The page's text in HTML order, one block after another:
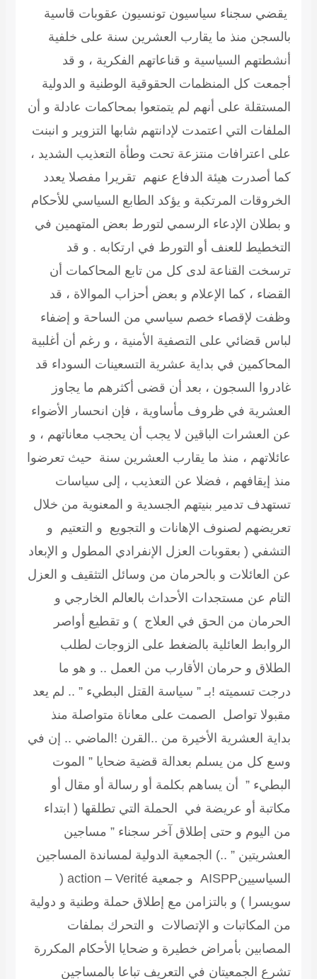
يقضي سجناء سياسيون تونسيون عقوبات قاسية
بالسجن منذ ما يقارب العشرين سنة على خلفية
أنشطتهم السياسية و قناعاتهم الفكرية ، و قد
أجمعت كل المنظمات الحقوقية الوطنية و الدولية
المستقلة على أنهم لم يتمتعوا بمحاكمات عادلة و أن
الملفات التي اعتمدت لإدانتهم شابها التزوير و انبنت
على اعترافات منتزعة تحت وطأة التعذيب الشديد ،
كما أصدرت هيئة الدفاع عنهم تقريرا مفصلا يعدد
الخروقات المرتكبة و يؤكد الطابع السياسي للأحكام
و بطلان الإدعاء الرسمي لتورط بعض المتهمين في
التخطيط للعنف أو التورط في ارتكابه . و قد
ترسخت القناعة لدى كل من تابع المحاكمات أن
القضاء ، كما الإعلام و بعض أحزاب الموالاة ، قد
وظفت لإقصاء خصم سياسي من الساحة و إضفاء
لباس قضائي على التصفية الأمنية ، و رغم أن أغلبية
المحاكمين في بداية عشرية التسعينات السوداء قد
غادروا السجون ، بعد أن قضى أكثرهم ما يجاوز
العشرية في ظروف مأساوية ، فإن انحسار الأضواء
عن العشرات الباقين لا يجب أن يحجب معاناتهم ، و
عائلاتهم ، منذ ما يقارب العشرين سنة حيث تعرضوا
منذ إيقافهم ، فضلا عن التعذيب ، إلى سياسات
تستهدف تدمير بنيتهم الجسدية و المعنوية من خلال
تعريضهم لصنوف الإهانات و التجويع و التعتيم و
التشفي ( بعقوبات العزل الإنفرادي المطول و الإبعاد
عن العائلات و بالحرمان من وسائل التثقيف و العزل
التام عن مستجدات الأحداث بالعالم الخارجي و
الحرمان من الحق في العلاج ) و تقطيع أواصر
الروابط العائلية بالضغط على الزوجات لطلب
الطلاق و حرمان الأقارب من العمل .. و هو ما
درجت تسميته !بـ ” سياسة القتل البطيء ” .. لم يعد
مقبولا تواصل الصمت على معاناة متواصلة منذ
بداية العشرية الأخيرة من ..القرن !الماضي .. إن في
وسع كل من يسلم بعدالة قضية ضحايا ” الموت
البطيء ” أن يساهم بكلمة أو رسالة أو مقال أو
مكاتبة أو عريضة في الحملة التي تطلقها ( ابتداء
من اليوم و حتى إطلاق آخر سجناء ” مساجين
العشريتين ” ..) الجمعية الدولية لمساندة المساجين
السياسيينAISPP و جمعية action – Verité (
سويسرا ) و بالتزامن مع إطلاق حملة وطنية و دولية
من المكاتبات و الإتصالات و التحرك بملفات
المصابين بأمراض خطيرة و ضحايا الأحكام المكررة
تشرع الجمعيتان في التعريف تباعا بالمساجين